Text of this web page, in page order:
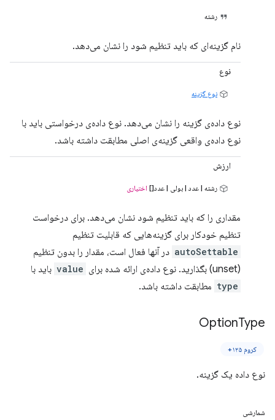
رشته
نام گزینه‌ای که باید تنظیم شود را نشان می‌دهد.
نوع
نوع گزینه
نوع داده‌ی گزینه را نشان می‌دهد. نوع داده‌ی درخواستی باید با
نوع داده‌ی واقعی گزینه‌ی اصلی مطابقت داشته باشد.
ارزش
رشته | عدد | بولی | عدد[] اختیاری
مقداری را که باید تنظیم شود نشان می‌دهد. برای درخواست
تنظیم خودکار برای گزینه‌هایی که قابلیت تنظیم
autoSettable در آنها فعال است، مقدار را بدون تنظیم
(unset) بگذارید. نوع داده‌ی ارائه شده برای
value باید با
type مطابقت داشته باشد.
OptionType
کروم ۱۲۵+
نوع داده یک گزینه.
شمارشی